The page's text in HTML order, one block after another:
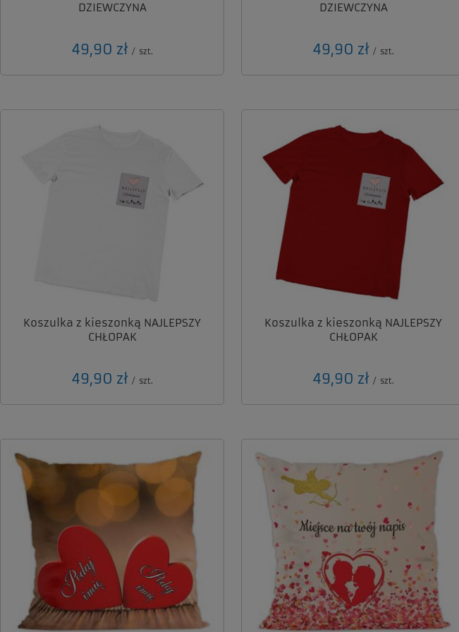
DZIEWCZYNA
49,90 zł / szt.
DZIEWCZYNA
49,90 zł / szt.
Koszulka z kieszonką NAJLEPSZY
CHŁOPAK
49,90 zł / szt.
Koszulka z kieszonką NAJLEPSZY
CHŁOPAK
49,90 zł / szt.